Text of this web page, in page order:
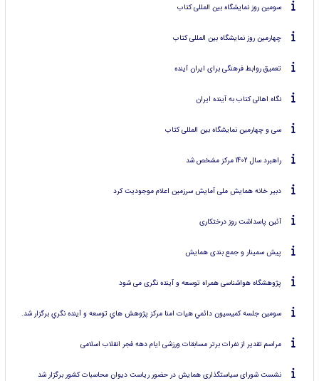
سومین روز نمایشگاه بین المللی کتاب
چهارمین روز نمایشگاه بین المللی کتاب
تعمیق روابط فرهنگی برای ایران آینده
نگاه اهالی کتاب به آینده ایران
سی و چهارمین نمایشگاه بین المللی کتاب
راهبرد سال 1402 مرکز مشخص شد
دبیر خانه همایش ملی آمایش سرزمین اعلام موجودیت کرد
آئین پاسداشت روز درختکاری
پیش سمینار و جمع بندی همایش
پژوهشگاه هواشناسی همراه توسعه و آینده نگری می شود
سومين جلسه كميسيون دائمي هيات امنا مركز پژوهش هاي توسعه و آينده نگري برگزار شد.
مراسم تقدیر از نفرات برتر مسابقات ورزشی ایام دهه فجر انقلاب اسلامی
نشست شورای سیاستگذاری همایش در حضور ریاست دیوان محاسبات کشور برگزار شد